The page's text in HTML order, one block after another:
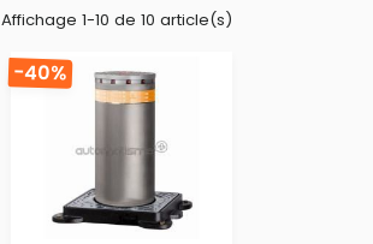
Affichage 1-10 de 10 article(s)
-40%